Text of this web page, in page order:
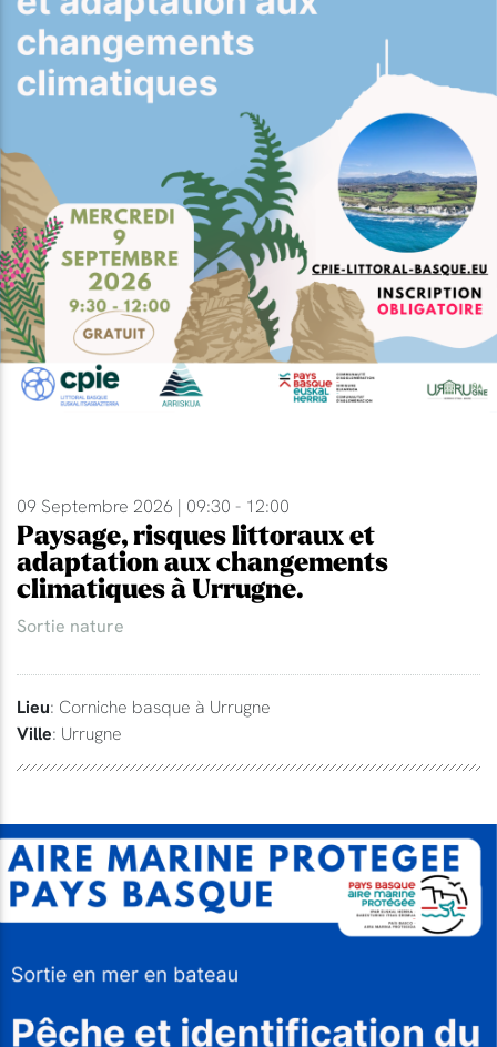
09 Septembre 2026 | 09:30 - 12:00
Paysage, risques littoraux et
adaptation aux changements
climatiques à Urrugne.
Sortie nature
Lieu: Corniche basque à Urrugne
Ville: Urrugne